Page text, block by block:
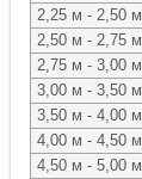
2,25 м - 2,50 м
2,50 м - 2,75 м
2,75 м - 3,00 м
3,00 м - 3,50 м
3,50 м - 4,00 м
4,00 м - 4,50 м
4,50 м - 5,00 м